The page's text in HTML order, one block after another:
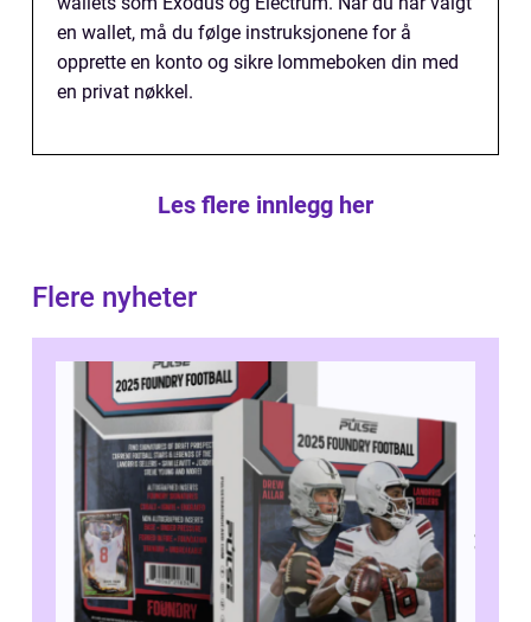
en wallet, må du følge instruksjonene for å
opprette en konto og sikre lommeboken din med
en privat nøkkel.
Les flere innlegg her
Flere nyheter